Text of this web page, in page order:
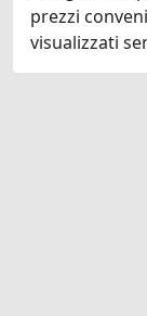
prezzi
visualizzati